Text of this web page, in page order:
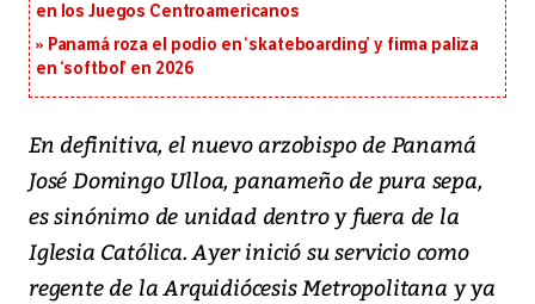
en los Juegos Centroamericanos
Panamá roza el podio en ‘skateboarding’ y firma paliza
en ‘softbol’ en 2026
En definitiva, el nuevo arzobispo de Panamá
José Domingo Ulloa, panameño de pura sepa,
es sinónimo de unidad dentro y fuera de la
Iglesia Católica. Ayer inició su servicio como
regente de la Arquidiócesis Metropolitana y ya